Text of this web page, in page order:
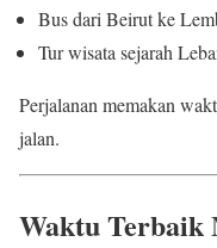
Bus dari Beirut ke
Tur wisata sejarah
Perjalanan memakan
jalan.
Waktu Terbaik